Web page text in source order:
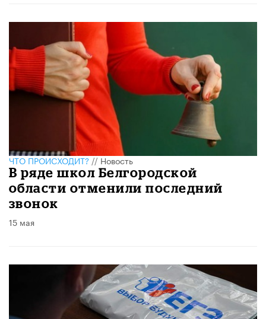
ЧТО ПРОИСХОДИТ?//Новость
В ряде школ Белгородской
области отменили последний
звонок
15 мая